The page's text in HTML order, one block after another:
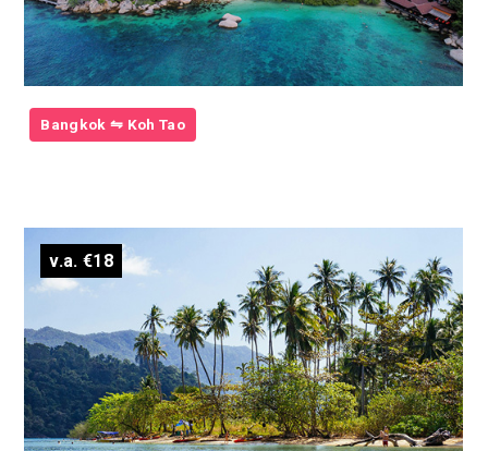
Bangkok ⇋ Koh Tao
v.a. €18